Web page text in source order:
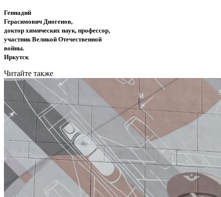
Геннадий
Герасимович Диогенов,
доктор химических наук, профессор,
участник Великой Отечественной
войны.
Иркутск
Читайте также